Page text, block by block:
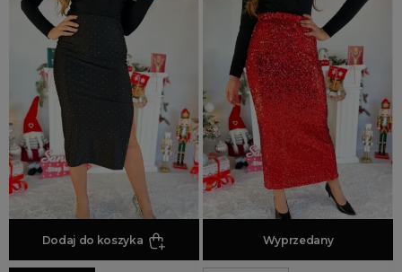
Dodaj do koszyka Dodaj do koszyka
Wyprzedany